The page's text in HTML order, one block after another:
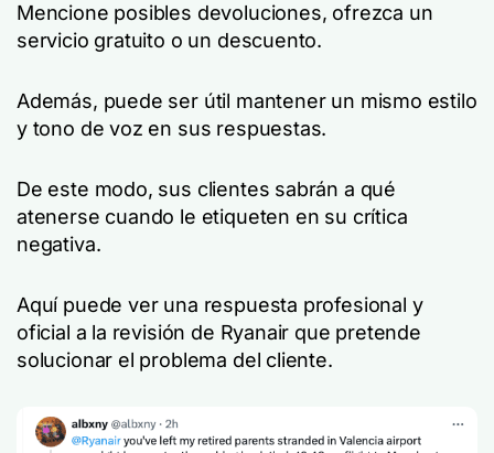
Mencione posibles devoluciones, ofrezca un
servicio gratuito o un descuento.
Además, puede ser útil mantener un mismo estilo
y tono de voz en sus respuestas.
De este modo, sus clientes sabrán a qué
atenerse cuando le etiqueten en su crítica
negativa.
Aquí puede ver una respuesta profesional y
oficial a la revisión de Ryanair que pretende
solucionar el problema del cliente.